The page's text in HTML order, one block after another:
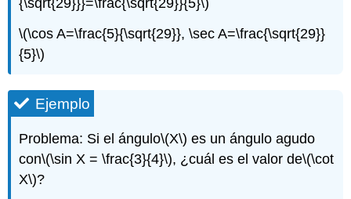
\(\cos A=\frac{5}{\sqrt{29}}, \sec A=\frac{\sqrt{29}}
{5}\)
Ejemplo
Problema: Si el ángulo\(X\) es un ángulo agudo
con\(\sin X = \frac{3}{4}\), ¿cuál es el valor de\(\cot
X\)?